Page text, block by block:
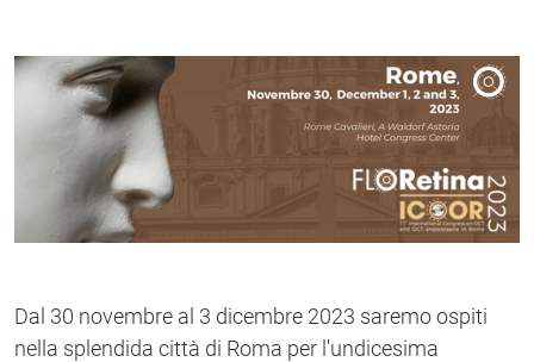
Dal 30 novembre al 3 dicembre 2023 saremo ospiti
nella splendida città di Roma per l'undicesima